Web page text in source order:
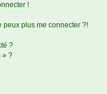
!
peux plus me connecter ?!
?
» ?